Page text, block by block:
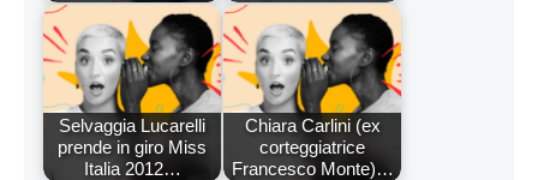
Selvaggia Lucarelli
prende in giro Miss
Italia 2012…
Chiara Carlini (ex
corteggiatrice
Francesco Monte)…